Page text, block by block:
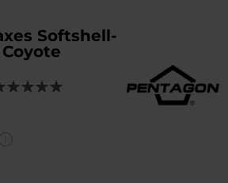
Softshell-